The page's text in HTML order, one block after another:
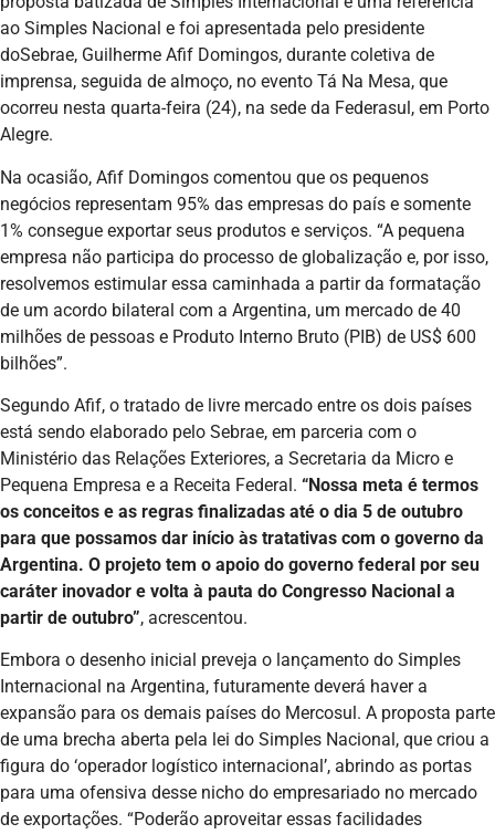
ao Simples Nacional e foi apresentada pelo presidente
doSebrae, Guilherme Afif Domingos, durante coletiva de
imprensa, seguida de almoço, no evento Tá Na Mesa, que
ocorreu nesta quarta-feira (24), na sede da Federasul, em Porto
Alegre.
Na ocasião, Afif Domingos comentou que os pequenos
negócios representam 95% das empresas do país e somente
1% consegue exportar seus produtos e serviços. “A pequena
empresa não participa do processo de globalização e, por isso,
resolvemos estimular essa caminhada a partir da formatação
de um acordo bilateral com a Argentina, um mercado de 40
milhões de pessoas e Produto Interno Bruto (PIB) de US$ 600
bilhões”.
Segundo Afif, o tratado de livre mercado entre os dois países
está sendo elaborado pelo Sebrae, em parceria com o
Ministério das Relações Exteriores, a Secretaria da Micro e
Pequena Empresa e a Receita Federal. “Nossa meta é termos
os conceitos e as regras finalizadas até o dia 5 de outubro
para que possamos dar início às tratativas com o governo da
Argentina. O projeto tem o apoio do governo federal por seu
caráter inovador e volta à pauta do Congresso Nacional a
partir de outubro”, acrescentou.
Embora o desenho inicial preveja o lançamento do Simples
Internacional na Argentina, futuramente deverá haver a
expansão para os demais países do Mercosul. A proposta parte
de uma brecha aberta pela lei do Simples Nacional, que criou a
figura do ‘operador logístico internacional’, abrindo as portas
para uma ofensiva desse nicho do empresariado no mercado
de exportações. “Poderão aproveitar essas facilidades